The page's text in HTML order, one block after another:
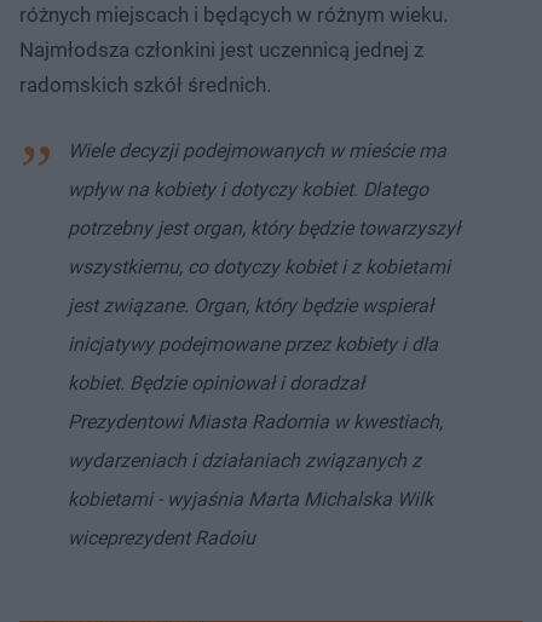
różnych miejscach i będących w różnym wieku.
Najmłodsza członkini jest uczennicą jednej z
radomskich szkół średnich.
Wiele decyzji podejmowanych w mieście ma
wpływ na kobiety i dotyczy kobiet. Dlatego
potrzebny jest organ, który będzie towarzyszył
wszystkiemu, co dotyczy kobiet i z kobietami
jest związane. Organ, który będzie wspierał
inicjatywy podejmowane przez kobiety i dla
kobiet. Będzie opiniował i doradzał
Prezydentowi Miasta Radomia w kwestiach,
wydarzeniach i działaniach związanych z
kobietami - wyjaśnia Marta Michalska Wilk
wiceprezydent Radoiu